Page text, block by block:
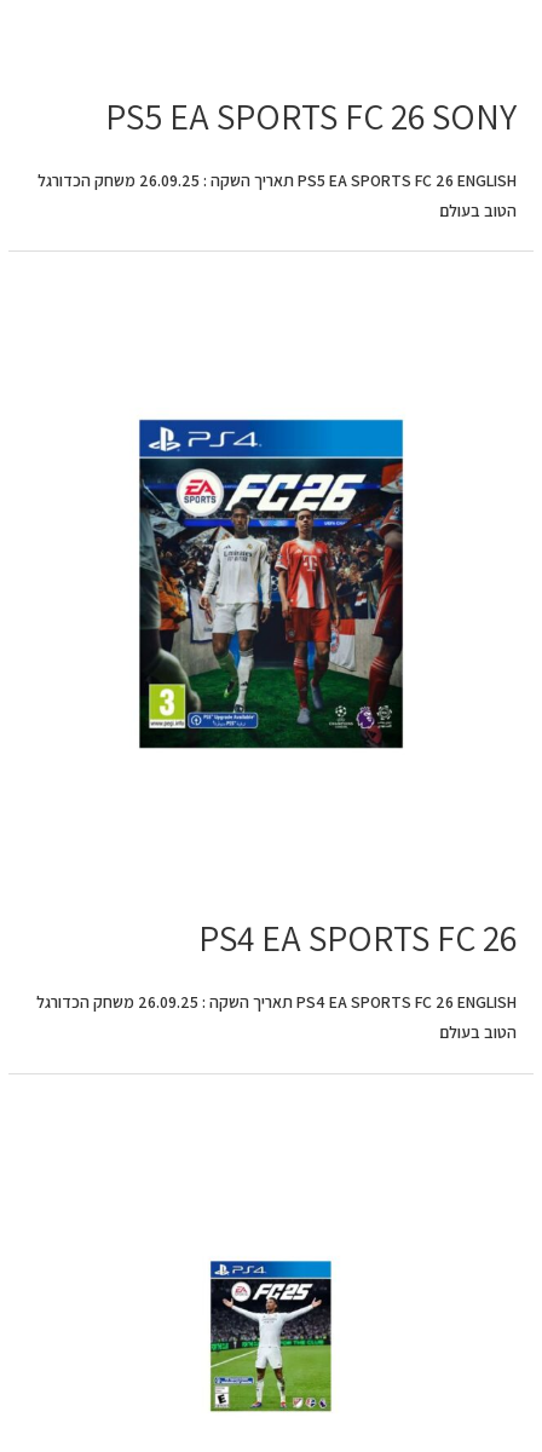
PS5 EA SPORTS FC 26 SONY
PS5 EA SPORTS FC 26 ENGLISH תאריך השקה : 26.09.25 משחק הכדורגל
הטוב בעולם
PS4 EA SPORTS FC 26
PS4 EA SPORTS FC 26 ENGLISH תאריך השקה : 26.09.25 משחק הכדורגל
הטוב בעולם